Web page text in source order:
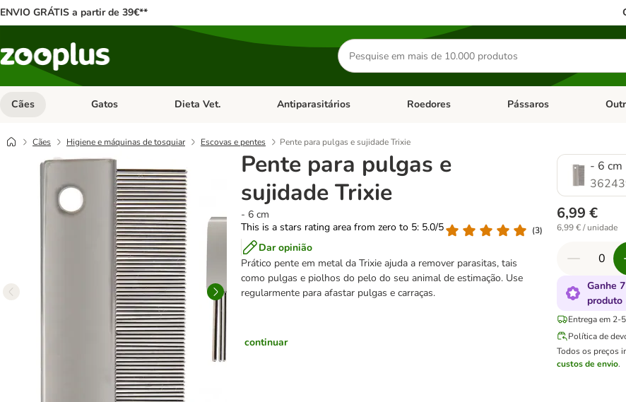
ENVIO GRÁTIS a partir de 39€**
Pesquisar
produtos
Cães Abrir menu de categoria: Cães
Gatos Abrir menu de categoria: Gatos
Dieta Vet. Abrir menu de categoria: Dieta Vet.
Antiparasitários Abrir menu de categoria: Antiparasitários
Roedores Abrir menu de categoria:
Pássaros Abrir
Cães Higiene e máquinas de tosquiar Escovas e pentes Pente para pulgas e sujidade Trixie
Pente para pulgas e
sujidade Trixie
- 6 cm
This is a stars rating area from zero to 5: 5.0/5
(3)
Dar opinião
Prático pente em metal da Trixie ajuda a remover parasitas, tais
como pulgas e piolhos do pelo do seu animal de estimação. Use
regularmente para afastar pulgas e carraças.
continuar
- 6 cm
6,99 €
6,99 € / unidade
Ganhe
produto
Entrega em 2-
Política de
Todos os preços
custos de envio.